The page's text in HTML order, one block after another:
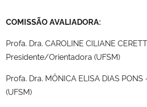
Controladoria-Geral da União
Ministério da Mulher, da Família e dos Direitos
COMISSÃO AVALIADORA:
Profa. Dra. CAROLINE CILIANE
Presidente/Orientadora (UFSM)
Profa. Dra. MÔNICA ELISA DIAS
(UFSM)